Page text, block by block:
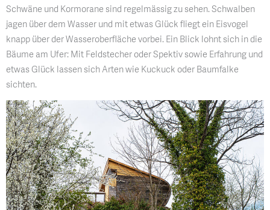
Schwäne und Kormorane sind regelmässig zu sehen. Schwalben
jagen über dem Wasser und mit etwas Glück fliegt ein Eisvogel
knapp über der Wasseroberfläche vorbei. Ein Blick lohnt sich in die
Bäume am Ufer: Mit Feldstecher oder Spektiv sowie Erfahrung und
etwas Glück lassen sich Arten wie Kuckuck oder Baumfalke
sichten.